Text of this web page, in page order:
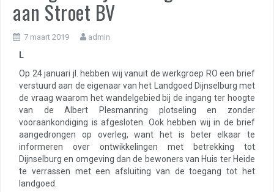
aan Stroet BV
7 maart 2019 admin
L
Op 24 januari jl. hebben wij vanuit de werkgroep RO een brief
verstuurd aan de eigenaar van het Landgoed Dijnselburg met
de vraag waarom het wandelgebied bij de ingang ter hoogte
van de Albert Plesmanring plotseling en zonder
vooraankondiging is afgesloten. Ook hebben wij in de brief
aangedrongen op overleg, want het is beter elkaar te
informeren over ontwikkelingen met betrekking tot
Dijnselburg en omgeving dan de bewoners van Huis ter Heide
te verrassen met een afsluiting van de toegang tot het
landgoed.